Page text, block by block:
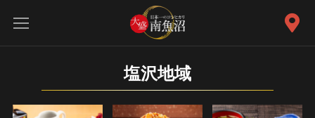
塩沢地域